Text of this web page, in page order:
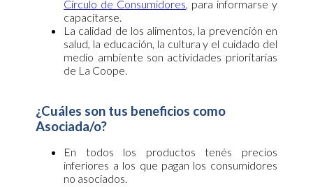
Círculo de Consumidores, para informarse y
capacitarse.
La calidad de los alimentos, la prevención en
salud, la educación, la cultura y el cuidado del
medio ambiente son actividades prioritarias
de La Coope.
¿Cuáles son tus beneficios como
Asociada/o?
En todos los productos tenés precios
inferiores a los que pagan los consumidores
no asociados.